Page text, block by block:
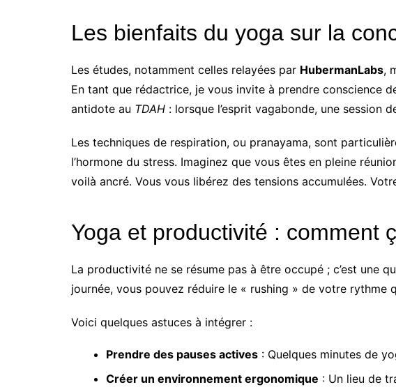
Les bienfaits du yoga sur la
Les études, notamment celles relayées par HubermanLabs,
En tant que rédactrice, je vous invite à prendre conscience
antidote au TDAH : lorsque l’esprit vagabonde, une session
Les techniques de respiration, ou pranayama, sont
l’hormone du stress. Imaginez que vous êtes en pleine
voilà ancré. Vous vous libérez des tensions accumulées.
Yoga et productivité : comment
La productivité ne se résume pas à être occupé ; c’est une
journée, vous pouvez réduire le « rushing » de votre rythme
Voici quelques astuces à intégrer :
Prendre des pauses actives : Quelques minutes de
Créer un environnement ergonomique : Un lieu de